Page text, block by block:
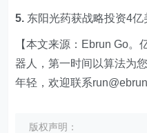
5. 东阳光药获战略投资4亿
【本文来源：Ebrun Go
器人，第一时间以算法为
年轻，欢迎联系
版权声明：